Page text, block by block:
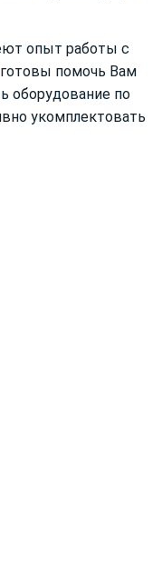
опыт работы с
помочь Вам
оборудование по
укомплектовать